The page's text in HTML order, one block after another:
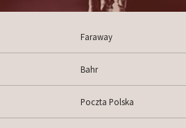
Faraway
Bahr
Poczta Polska